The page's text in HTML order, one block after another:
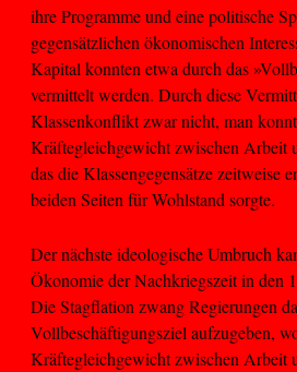
ihre Programme und eine politische
gegensätzlichen ökonomischen
Kapital konnten etwa durch das
vermittelt werden. Durch diese
Klassenkonflikt zwar nicht, man
Kräftegleichgewicht zwischen Arbeit
das die Klassengegensätze zeitweise
beiden Seiten für Wohlstand sorgte.
Der nächste ideologische Umbruch
Ökonomie der Nachkriegszeit in den
Die Stagflation zwang Regierungen
Vollbeschäftigungsziel aufzugeben,
Kräftegleichgewicht zwischen Arbeit